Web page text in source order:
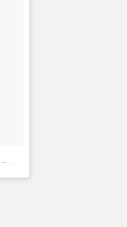
– 2017 9月 13 12:55午前